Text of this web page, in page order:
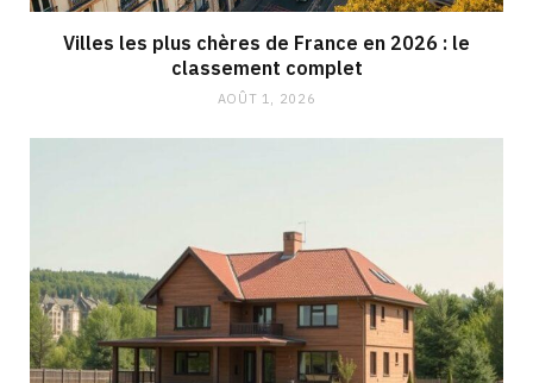
Villes les plus chères de France en 2026 : le
classement complet
AOÛT 1, 2026